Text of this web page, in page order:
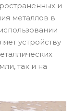
и
металлов в
устройству
так и на